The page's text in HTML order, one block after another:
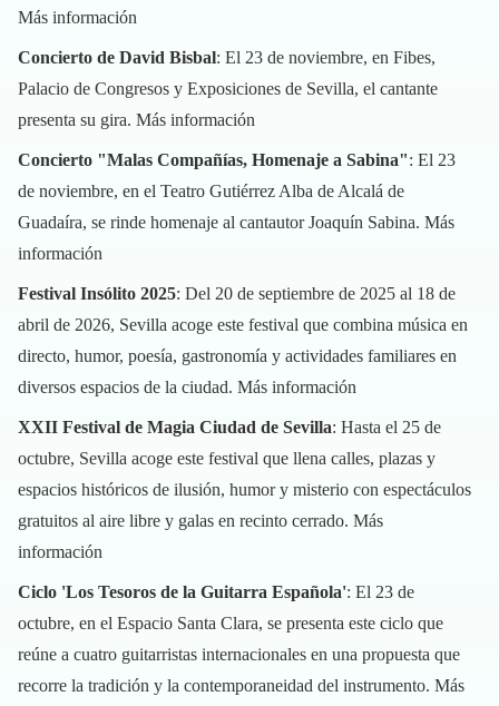
Más información
Concierto de David Bisbal: El 23 de noviembre, en Fibes,
Palacio de Congresos y Exposiciones de Sevilla, el cantante
presenta su gira. Más información
Concierto "Malas Compañías, Homenaje a Sabina": El 23
de noviembre, en el Teatro Gutiérrez Alba de Alcalá de
Guadaíra, se rinde homenaje al cantautor Joaquín Sabina. Más
información
Festival Insólito 2025: Del 20 de septiembre de 2025 al 18 de
abril de 2026, Sevilla acoge este festival que combina música en
directo, humor, poesía, gastronomía y actividades familiares en
diversos espacios de la ciudad. Más información
XXII Festival de Magia Ciudad de Sevilla: Hasta el 25 de
octubre, Sevilla acoge este festival que llena calles, plazas y
espacios históricos de ilusión, humor y misterio con espectáculos
gratuitos al aire libre y galas en recinto cerrado. Más
información
Ciclo 'Los Tesoros de la Guitarra Española': El 23 de
octubre, en el Espacio Santa Clara, se presenta este ciclo que
reúne a cuatro guitarristas internacionales en una propuesta que
recorre la tradición y la contemporaneidad del instrumento. Más